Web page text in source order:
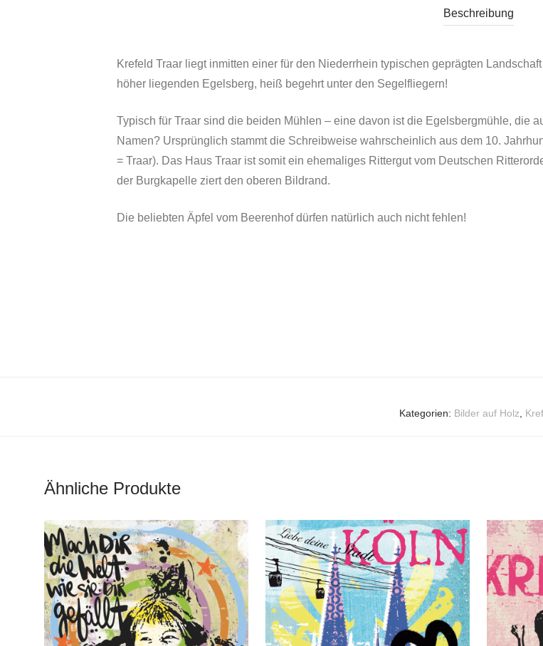
Beschreibung
Krefeld Traar liegt inmitten einer für den Niederrhein typischen geprägten
höher liegenden Egelsberg, heiß begehrt unter den Segelfliegern!
Typisch für Traar sind die beiden Mühlen – eine davon ist die Egelsbergmühle, die
Namen? Ursprünglich stammt die Schreibweise wahrscheinlich aus dem 10.
= Traar). Das Haus Traar ist somit ein ehemaliges Rittergut vom Deutschen
der Burgkapelle ziert den oberen Bildrand.
Die beliebten Äpfel vom Beerenhof dürfen natürlich auch nicht fehlen!
Kategorien: Bilder auf Holz
Ähnliche Produkte